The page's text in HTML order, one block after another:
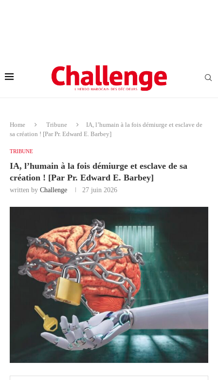
Home Tribune
IA, l’humain à la fois démiurge et esclave de
sa création ! [Par Pr. Edward E. Barbey]
TRIBUNE
IA, l’humain à la fois démiurge et esclave de sa
création ! [Par Pr. Edward E. Barbey]
written by Challenge 27 juin 2026